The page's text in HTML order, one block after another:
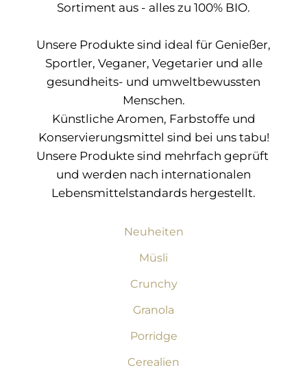
Sortiment aus - alles zu 100% BIO.
Unsere Produkte sind ideal für Genießer,
Sportler, Veganer, Vegetarier und alle
gesundheits- und umweltbewussten
Menschen.
Künstliche Aromen, Farbstoffe und
Konservierungsmittel sind bei uns tabu!
Unsere Produkte sind mehrfach geprüft
und werden nach internationalen
Lebensmittelstandards hergestellt.
Neuheiten
Müsli
Crunchy
Granola
Porridge
Cerealien